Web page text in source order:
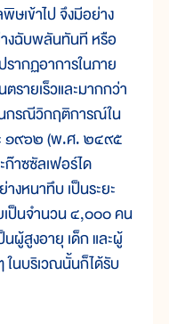
ข้าไป จึงมีอย่าง
งฉับพลันทันที หรือ
ากฏอาการในภาย
รายเร็วและมากกว่า
นกรณีวิกฤติการณ์ใน
๑๙๖๒ (พ.ศ. ๒๔๙๕
าซซัลเฟอร์ได
หนาทึบ เป็นระยะ
เป็นจำนวน ๔,๐๐๐ คน
ผู้สูงอายุ เด็ก และผู้
ในบริเวณนั้นก็ได้รับ